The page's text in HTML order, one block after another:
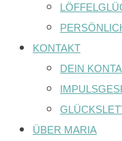
KONTAKT
DEIN
ÜBER MARIA